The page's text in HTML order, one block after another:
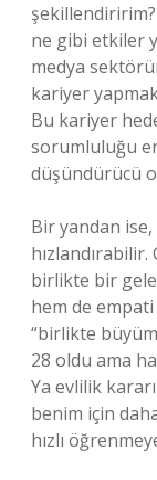
şekillendiririm?
ne gibi etkiler
medya
kariyer
Bu kariyer
sorumluluğu
düşündürücü
Bir yandan
birlikte bir
hem de
“birlikte
28 oldu ama
Ya evlilik
benim için
hızlı